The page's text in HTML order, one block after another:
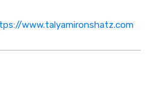
www.talyamironshatz.com